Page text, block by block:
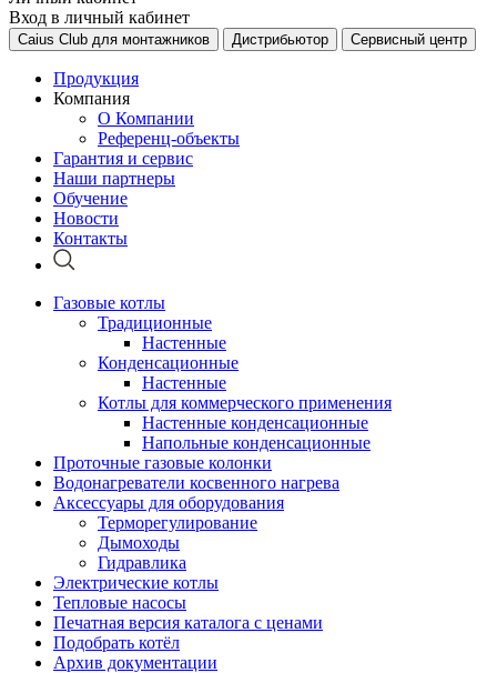
Вход в личный кабинет
Caius Club для монтажников Дистрибьютор Сервисный центр
Продукция
Компания
О Компании
Референц-объекты
Гарантия и сервис
Наши партнеры
Обучение
Новости
Контакты
Газовые котлы
Традиционные
Настенные
Конденсационные
Настенные
Котлы для коммерческого применения
Настенные конденсационные
Напольные конденсационные
Проточные газовые колонки
Водонагреватели косвенного нагрева
Аксессуары для оборудования
Терморегулирование
Дымоходы
Гидравлика
Электрические котлы
Тепловые насосы
Печатная версия каталога с ценами
Подобрать котёл
Архив документации